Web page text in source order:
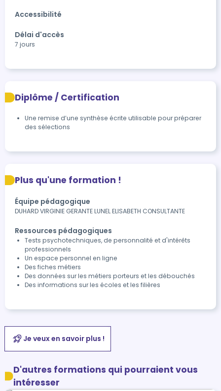
Accessibilité
Délai d'accès
7 jours
Diplôme / Certification
Une remise d’une synthèse écrite utilisable pour préparer
des sélections
Plus qu'une formation !
Équipe pédagogique
DUHARD VIRGINIE GERANTE LUNEL ELISABETH CONSULTANTE
Ressources pédagogiques
Tests psychotechniques, de personnalité et d'intérêts
professionnels
Un espace personnel en ligne
Des fiches métiers
Des données sur les métiers porteurs et les débouchés
Des informations sur les écoles et les filières
Je veux en savoir plus !
D'autres formations qui pourraient vous
intéresser